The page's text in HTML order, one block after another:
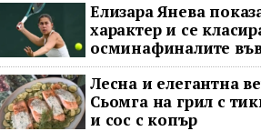
Елизара Янева
характер и се
осминафиналите
Варшава след
обрат
Лесна и елегантна
Сьомга на грил с
и сос с копър